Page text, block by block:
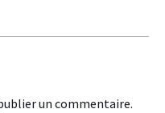
un commentaire.